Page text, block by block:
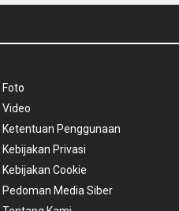
Foto
Video
Ketentuan Penggunaan
Kebijakan Privasi
Kebijakan Cookie
Pedoman Media Siber